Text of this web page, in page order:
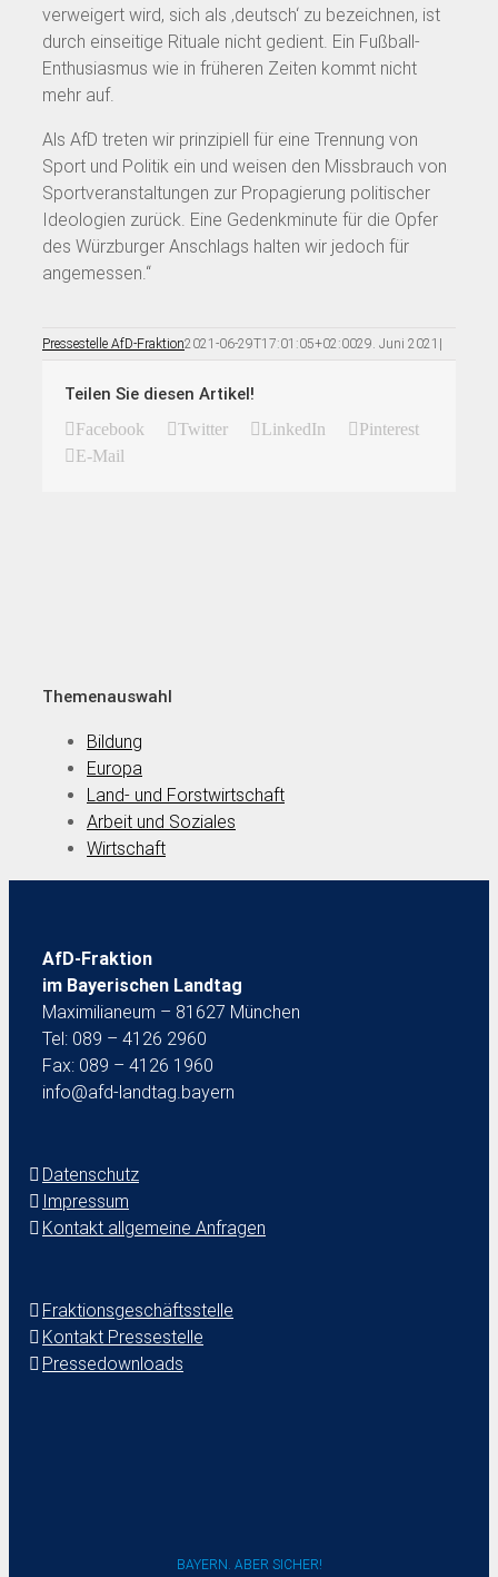
verweigert wird, sich als ‚deutsch‘ zu bezeichnen, ist
durch einseitige Rituale nicht gedient. Ein Fußball-
Enthusiasmus wie in früheren Zeiten kommt nicht
mehr auf.
Als AfD treten wir prinzipiell für eine Trennung von
Sport und Politik ein und weisen den Missbrauch von
Sportveranstaltungen zur Propagierung politischer
Ideologien zurück. Eine Gedenkminute für die Opfer
des Würzburger Anschlags halten wir jedoch für
angemessen.“
Pressestelle AfD-Fraktion2021-06-29T17:01:05+02:0029. Juni 2021 |
Teilen Sie diesen Artikel!
Facebook Twitter LinkedIn
Pinterest
E-Mail
Themenauswahl
Bildung
Europa
Land- und Forstwirtschaft
Arbeit und Soziales
Wirtschaft
AfD-Fraktion
im Bayerischen Landtag
Maximilianeum – 81627 München
Tel: 089 – 4126 2960
Fax: 089 – 4126 1960
info@afd-landtag.bayern
Datenschutz
Impressum
Kontakt allgemeine Anfragen
Fraktionsgeschäftsstelle
Kontakt Pressestelle
Pressedownloads
BAYERN. ABER SICHER!